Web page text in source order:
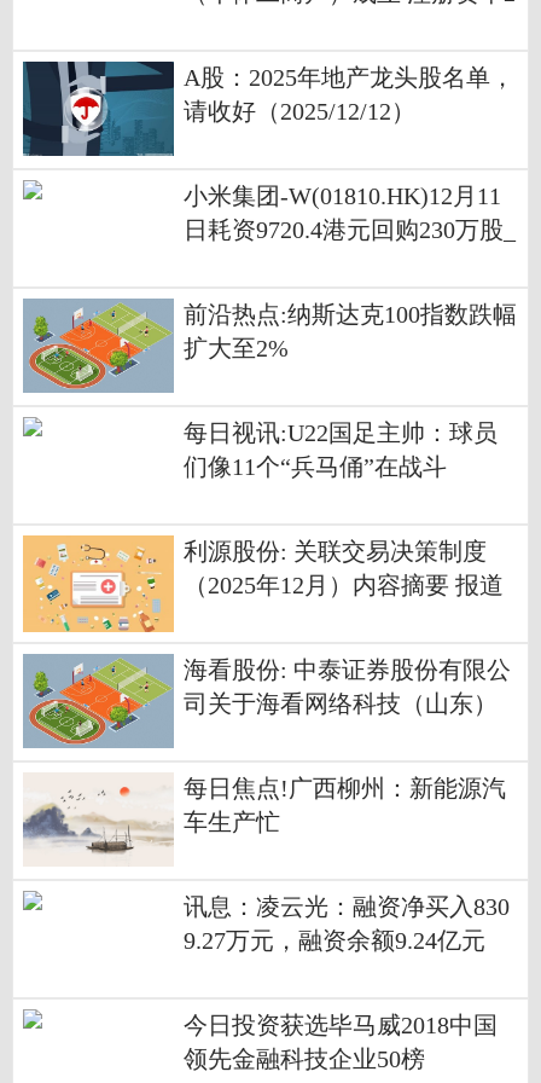
A股：2025年地产龙头股名单，
请收好（2025/12/12）
小米集团-W(01810.HK)12月11
日耗资9720.4港元回购230万股_
前沿热点:纳斯达克100指数跌幅
扩大至2%
每日视讯:U22国足主帅：球员
们像11个“兵马俑”在战斗
利源股份: 关联交易决策制度
（2025年12月）内容摘要 报道
海看股份: 中泰证券股份有限公
司关于海看网络科技（山东）
金投资项目计划进度并使用超
募资金追加投入的核查意见内
容摘要
每日焦点!广西柳州：新能源汽
车生产忙
讯息：凌云光：融资净买入830
9.27万元，融资余额9.24亿元
今日投资获选毕马威2018中国
领先金融科技企业50榜